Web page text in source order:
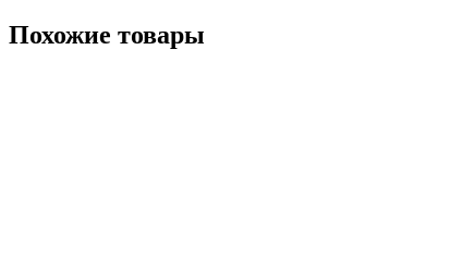
Похожие товары